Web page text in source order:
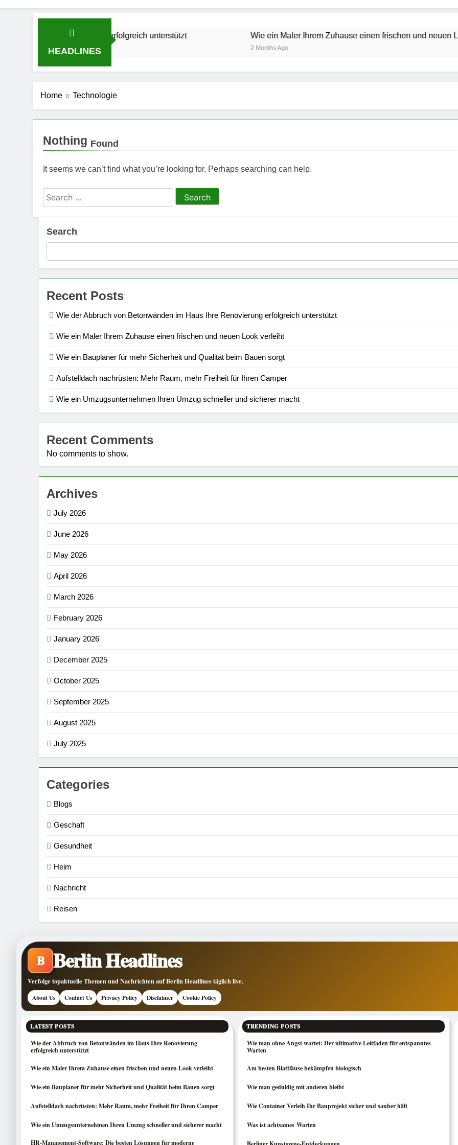
HEADLINES
Ihre Renovierung erfolgreich unterstützt Wie ein Maler Ihrem Zuhause einen frischen und neuen Look
2 Months Ago
Home Technologie
Nothing Found
It seems we can’t find what you’re looking for. Perhaps searching can help.
Search
for:
Search
Recent Posts
Wie der Abbruch von Betonwänden im Haus Ihre Renovierung erfolgreich unterstützt
Wie ein Maler Ihrem Zuhause einen frischen und neuen Look verleiht
Wie ein Bauplaner für mehr Sicherheit und Qualität beim Bauen sorgt
Aufstelldach nachrüsten: Mehr Raum, mehr Freiheit für Ihren Camper
Wie ein Umzugsunternehmen Ihren Umzug schneller und sicherer macht
Recent Comments
No comments to show.
Archives
July 2026
June 2026
May 2026
April 2026
March 2026
February 2026
January 2026
December 2025
October 2025
September 2025
August 2025
July 2025
Categories
Blogs
Geschaft
Gesundheit
Heim
Nachricht
Reisen
B Berlin Headlines
Verfolge topaktuelle Themen und Nachrichten auf Berlin Headlines täglich live.
About Us Contact Us Privacy Policy Disclaimer Cookie Policy
LATEST POSTS
Wie der Abbruch von Betonwänden im Haus Ihre Renovierung
erfolgreich unterstützt
Wie ein Maler Ihrem Zuhause einen frischen und neuen Look verleiht
Wie ein Bauplaner für mehr Sicherheit und Qualität beim Bauen sorgt
Aufstelldach nachrüsten: Mehr Raum, mehr Freiheit für Ihren Camper
Wie ein Umzugsunternehmen Ihren Umzug schneller und sicherer macht
HR-Management-Software: Die besten Lösungen für moderne
TRENDING POSTS
Wie man ohne Angst wartet: Der ultimative Leitfaden für entspanntes
Warten
Am besten Blattläuse bekämpfen biologisch
Wie man geduldig mit anderen bleibt
Wie Container Verleih Ihr Bauprojekt sicher und sauber hält
Was ist achtsames Warten